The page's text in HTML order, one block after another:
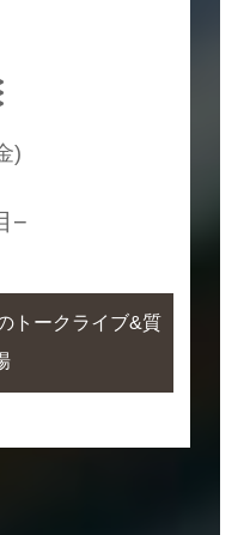
)
−
トークライブ&質